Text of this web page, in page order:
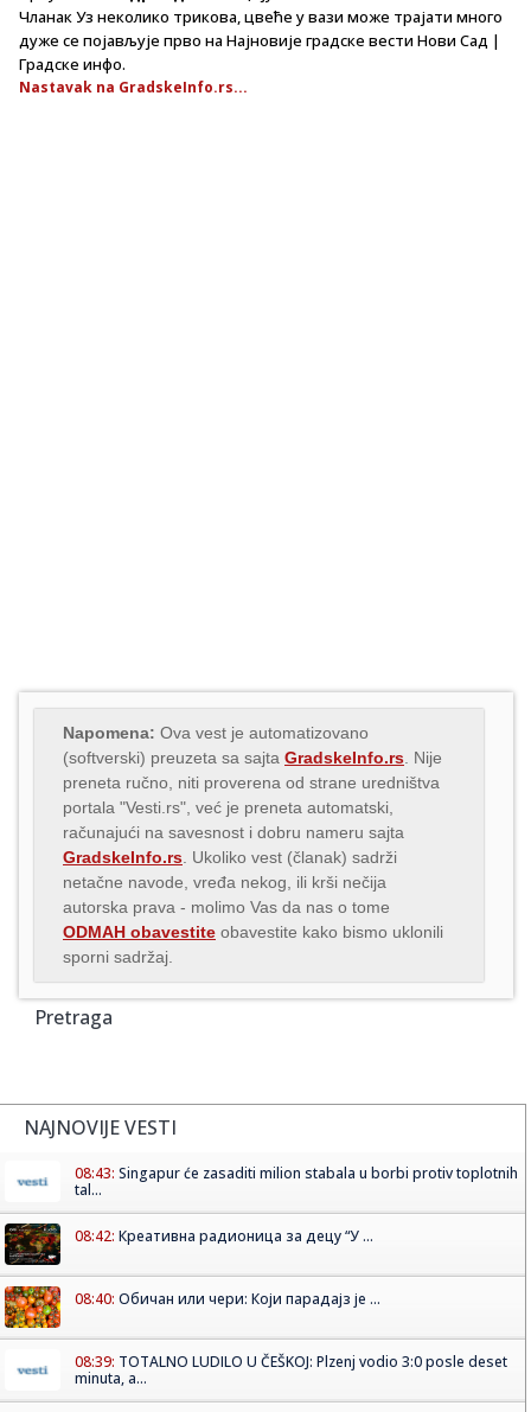
Чланак Уз неколико трикова, цвеће у вази може трајати много
дуже се појављује прво на Најновије градске вести Нови Сад |
Градске инфо.
Nastavak na GradskeInfo.rs...
Napomena: Ova vest je automatizovano
(softverski) preuzeta sa sajta GradskeInfo.rs . Nije
preneta ručno, niti proverena od strane uredništva
portala "Vesti.rs", već je preneta automatski,
računajući na savesnost i dobru nameru sajta
GradskeInfo.rs . Ukoliko vest (članak) sadrži
netačne navode, vređa nekog, ili krši nečija
autorska prava - molimo Vas da nas o tome
ODMAH obavestite obavestite kako bismo uklonili
sporni sadržaj.
Pretraga
NAJNOVIJE VESTI
08:43: Singapur će zasaditi milion stabala u borbi protiv toplotnih
tal...
08:42: Креативна радионица за децу “У ...
08:40: Обичан или чери: Који парадајз је ...
08:39: TOTALNO LUDILO U ČEŠKOJ: Plzenj vodio 3:0 posle deset
minuta, a...